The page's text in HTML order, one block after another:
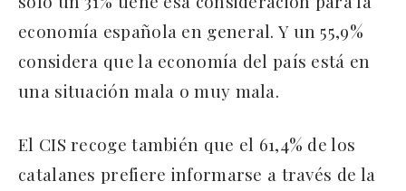
economía española en general. Y un 55,9%
considera que la economía del país está en
una situación mala o muy mala.
El CIS recoge también que el 61,4% de los
catalanes prefiere informarse a través de la